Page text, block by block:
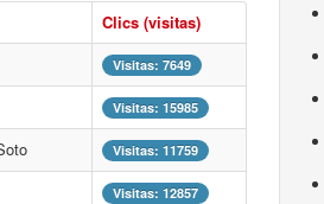
Clics (visitas)
Visitas: 7649
Visitas: 15985
Visitas: 11759
Visitas: 12857